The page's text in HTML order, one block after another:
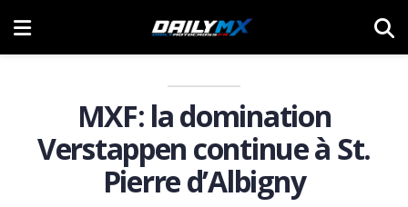
MXF: la domination
Verstappen continue à St.
Pierre d’Albigny